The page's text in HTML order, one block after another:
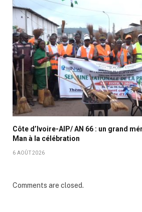
Côte d’Ivoire-AIP/ AN 66 : un grand
Man à la célébration
6 AOÛT 2026
Comments are closed.